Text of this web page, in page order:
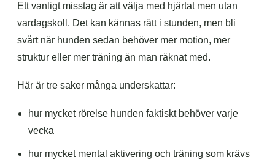
Ett vanligt misstag är att välja med hjärtat men utan
vardagskoll. Det kan kännas rätt i stunden, men bli
svårt när hunden sedan behöver mer motion, mer
struktur eller mer träning än man räknat med.
Här är tre saker många underskattar:
hur mycket rörelse hunden faktiskt behöver varje
vecka
hur mycket mental aktivering och träning som krävs